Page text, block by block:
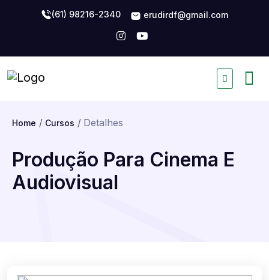
(61) 98216-2340 erudirdf@gmail.com
Home Cursos Detalhes
Produção Para Cinema E
Audiovisual